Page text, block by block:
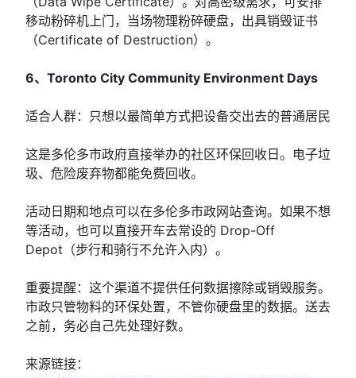
移动粉碎机上门，当场物理粉碎硬盘，出具销毁证书
（Certificate of Destruction）。
6、Toronto City Community Environment Days
适合人群：只想以最简单方式把设备交出去的普通居民
这是多伦多市政府直接举办的社区环保回收日。电子垃
圾、危险废弃物都能免费回收。
活动日期和地点可以在多伦多市政网站查询。如果不想
等活动，也可以直接开车去常设的 Drop-Off
Depot（步行和骑行不允许入内）。
重要提醒：这个渠道不提供任何数据擦除或销毁服务。
市政只管物料的环保处置，不管你硬盘里的数据。送去
之前，务必自己先处理好数。
来源链接：